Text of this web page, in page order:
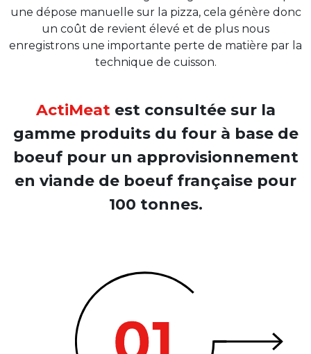
une dépose manuelle sur la pizza, cela génère donc
un coût de revient élevé et de plus nous
enregistrons une importante perte de matière par la
technique de cuisson.
ActiMeat est consultée sur la
gamme produits du four à base de
boeuf pour un approvisionnement
en viande de boeuf française pour
100 tonnes.